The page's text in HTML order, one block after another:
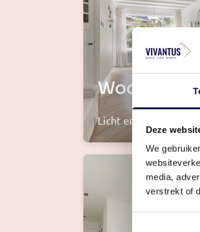
Deze
We
media,
verstrekt of
Licht en sfeervol